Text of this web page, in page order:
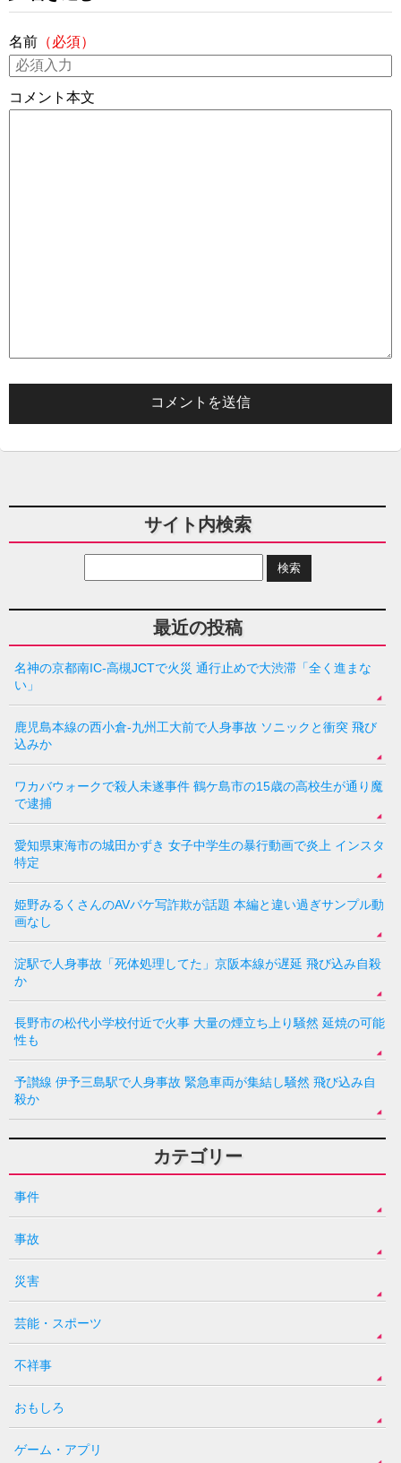
名前 （必須）
コメント本文
サイト内検索
最近の投稿
名神の京都南IC-高槻JCTで火災 通行止めで大渋滞「全く進まな
い」
鹿児島本線の西小倉-九州工大前で人身事故 ソニックと衝突 飛び
込みか
ワカバウォークで殺人未遂事件 鶴ケ島市の15歳の高校生が通り魔
で逮捕
愛知県東海市の城田かずき 女子中学生の暴行動画で炎上 インスタ
特定
姫野みるくさんのAVパケ写詐欺が話題 本編と違い過ぎサンプル動
画なし
淀駅で人身事故「死体処理してた」京阪本線が遅延 飛び込み自殺
か
長野市の松代小学校付近で火事 大量の煙立ち上り騒然 延焼の可能
性も
予讃線 伊予三島駅で人身事故 緊急車両が集結し騒然 飛び込み自
殺か
カテゴリー
事件
事故
災害
芸能・スポーツ
不祥事
おもしろ
ゲーム・アプリ